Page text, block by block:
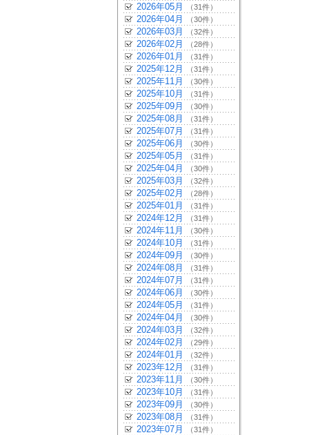
2026年05月 （31件）
2026年04月 （30件）
2026年03月 （32件）
2026年02月 （28件）
2026年01月 （31件）
2025年12月 （31件）
2025年11月 （30件）
2025年10月 （31件）
2025年09月 （30件）
2025年08月 （31件）
2025年07月 （31件）
2025年06月 （30件）
2025年05月 （31件）
2025年04月 （30件）
2025年03月 （32件）
2025年02月 （28件）
2025年01月 （31件）
2024年12月 （31件）
2024年11月 （30件）
2024年10月 （31件）
2024年09月 （30件）
2024年08月 （31件）
2024年07月 （31件）
2024年06月 （30件）
2024年05月 （31件）
2024年04月 （30件）
2024年03月 （32件）
2024年02月 （29件）
2024年01月 （32件）
2023年12月 （31件）
2023年11月 （30件）
2023年10月 （31件）
2023年09月 （30件）
2023年08月 （31件）
2023年07月 （31件）